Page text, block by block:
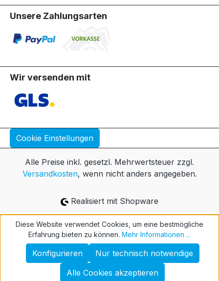
Unsere Zahlungsarten
Wir versenden mit
Cookie Einstellungen
Alle Preise inkl. gesetzl. Mehrwertsteuer zzgl.
Versandkosten, wenn nicht anders angegeben.
Realisiert mit Shopware
Diese Website verwendet Cookies, um eine bestmögliche
Erfahrung bieten zu können. Mehr Informationen ...
Nur technisch notwendige
Konfigurieren
Alle Cookies akzeptieren